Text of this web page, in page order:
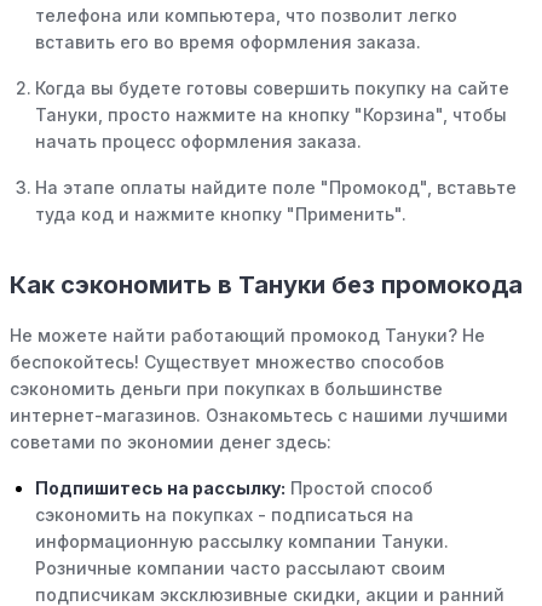
телефона или компьютера, что позволит легко
вставить его во время оформления заказа.
Когда вы будете готовы совершить покупку на сайте
Тануки, просто нажмите на кнопку "Корзина", чтобы
начать процесс оформления заказа.
На этапе оплаты найдите поле "Промокод", вставьте
туда код и нажмите кнопку "Применить".
Как сэкономить в Тануки без промокода
Не можете найти работающий промокод Тануки? Не
беспокойтесь! Существует множество способов
сэкономить деньги при покупках в большинстве
интернет-магазинов. Ознакомьтесь с нашими лучшими
советами по экономии денег здесь:
Подпишитесь на рассылку: Простой способ
сэкономить на покупках - подписаться на
информационную рассылку компании Тануки.
Розничные компании часто рассылают своим
подписчикам эксклюзивные скидки, акции и ранний